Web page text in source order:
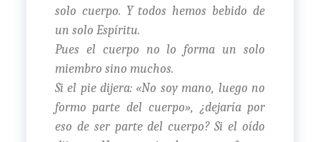
solo cuerpo. Y todos hemos bebido de
un solo Espíritu.
Pues el cuerpo no lo forma un solo
miembro sino muchos.
Si el pie dijera: «No soy mano, luego no
formo parte del cuerpo», ¿dejaría por
eso de ser parte del cuerpo? Si el oído